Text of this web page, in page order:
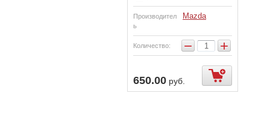
Производител
ь
Mazda
Количество: − +
650.00 руб.